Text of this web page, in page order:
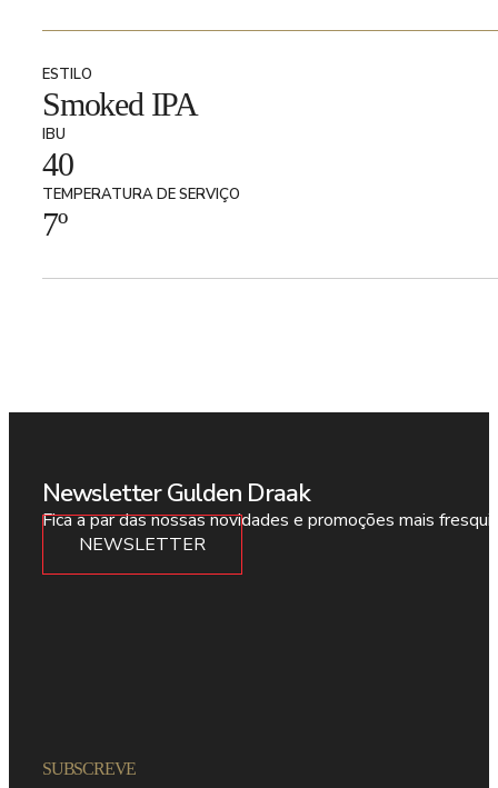
era:
5,35 €.
é:
3,75 €.
ESTILO
Smoked IPA
IBU
40
TEMPERATURA DE SERVIÇO
7º
Newsletter Gulden Draak
Fica a par das nossas novidades e promoções mais
NEWSLETTER
SUBSCREVE